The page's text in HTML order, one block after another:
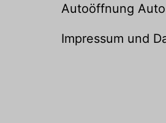
Autoöffnung
Impressum und